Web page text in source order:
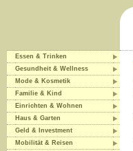
Essen & Trinken
Gesundheit & Wellness
Mode & Kosmetik
Familie & Kind
Einrichten & Wohnen
Haus & Garten
Geld & Investment
Mobilität & Reisen